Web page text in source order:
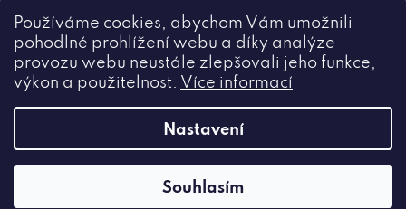
Používáme cookies, abychom Vám umožnili
pohodlné prohlížení webu a díky analýze
provozu webu neustále zlepšovali jeho funkce,
výkon a použitelnost. Více informací
Nastavení
Souhlasím
Goldwell
Vytvořil Shoptet
Copyright 2026Cmiral.cz
Všechna práva vyhrazena.